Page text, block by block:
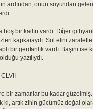
ardından, onun soyundan
hoş bir kadın vardı. Diğer
kapkaraydı. Sol elini
bir gerdanlık vardı. Başını
yazılıydı.
bir zamanlar bu kadar
ki, artık zihin gücümüz doğal